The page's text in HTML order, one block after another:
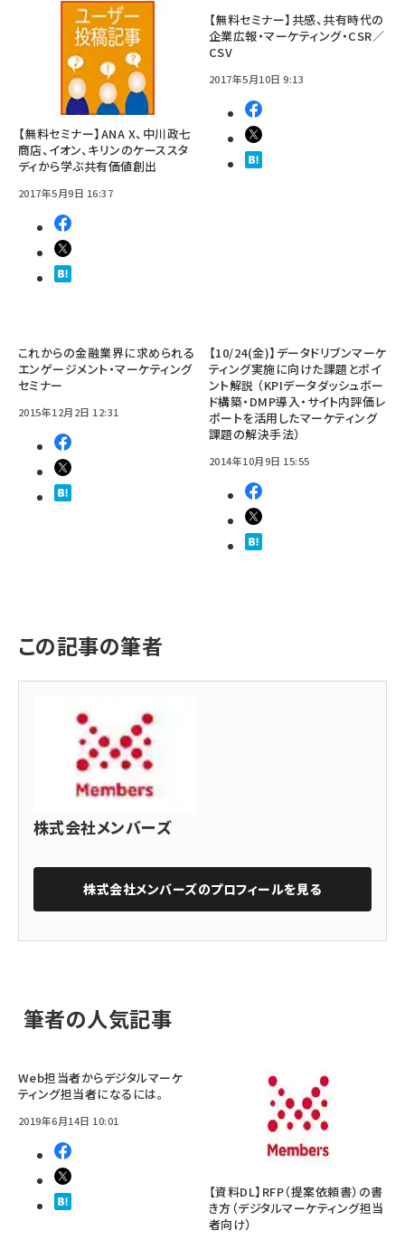
【無料セミナー】ANA X、中川政七
商店、イオン、キリンのケーススタ
ディから学ぶ共有価値創出
2017年5月9日 16:37
【無料セミナー】共感、共有時代の
企業広報・マーケティング・CSR／
CSV
2017年5月10日 9:13
これからの金融業界に求められる
エンゲージメント・マーケティング
セミナー
2015年12月2日 12:31
【10/24(金)】データドリブンマーケ
ティング実施に向けた課題とポイ
ント解説 （KPIデータダッシュボー
ド構築・DMP導入・サイト内評価レ
ポートを活用したマーケティング
課題の解決手法）
2014年10月9日 15:55
この記事の筆者
株式会社メンバーズ
株式会社メンバーズのプロフィールを見る
筆者の人気記事
Web担当者からデジタルマーケ
ティング担当者になるには。
2019年6月14日 10:01
【資料DL】RFP（提案依頼書）の書
き方（デジタルマーケティング担当
者向け）